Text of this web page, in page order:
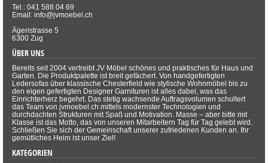
Tel.: 041 588 04 69
Email: info@jvmoebel.ch
Ägeristrasse 5
6300 Zug
ÜBER UNS
Bereits seit 2004 vertreibt JV Möbel schönes und praktisches für Haus und
Garten. Die Produktpalette ist breit gefächert. Von handgefertigten
Ledersofas über klassische Chesterfield wie stylische Wohnmöbel bis zu
den eigen gefertigten Designer Garnituren ist alles dabei, was das
Einrichterherz begehrt. Das stetig wachsende Auftragsvolumen schultert
das Team von jvmoebel.ch mittels modernster Technologien und
durchdachten Strukturen mit Spaß und Motivation. Masse – aber bitte mit
Klasse ist das Motto, das von unseren Mitarbeitern Tag für Tag gelebt wird.
Schließen Sie sich der Gemeinschaft unserer zufriedenen Kunden an. Ihr
gemütliches Heim ist unser Ziel!
KATEGORIEN